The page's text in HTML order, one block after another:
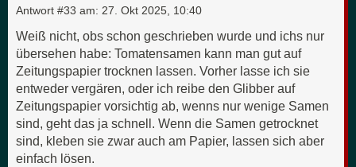
Antwort #33 am: 27. Okt 2025, 10:40
Weiß nicht, obs schon geschrieben wurde und ichs nur
übersehen habe: Tomatensamen kann man gut auf
Zeitungspapier trocknen lassen. Vorher lasse ich sie
entweder vergären, oder ich reibe den Glibber auf
Zeitungspapier vorsichtig ab, wenns nur wenige Samen
sind, geht das ja schnell. Wenn die Samen getrocknet
sind, kleben sie zwar auch am Papier, lassen sich aber
einfach lösen.